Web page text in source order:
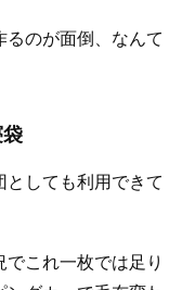
のが面倒、なんて
しても利用できて
これ一枚では足り